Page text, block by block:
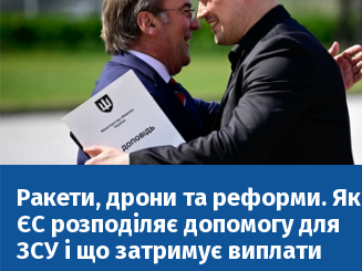
Ракети, дрони та реформи. Як
ЄС розподіляє допомогу для
ЗСУ і що затримує виплати